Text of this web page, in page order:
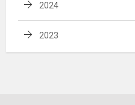
2024
2023